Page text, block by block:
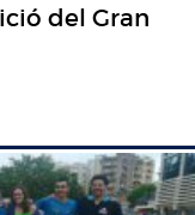
del Gran